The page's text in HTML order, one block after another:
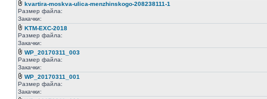
kvartira-moskva-ulica-menzhinskogo-208238111-1
Размер файла:
Закачки:
KTM-EXC-2018
Размер файла:
Закачки:
WP_20170311_003
Размер файла:
Закачки:
WP_20170311_001
Размер файла:
Закачки: